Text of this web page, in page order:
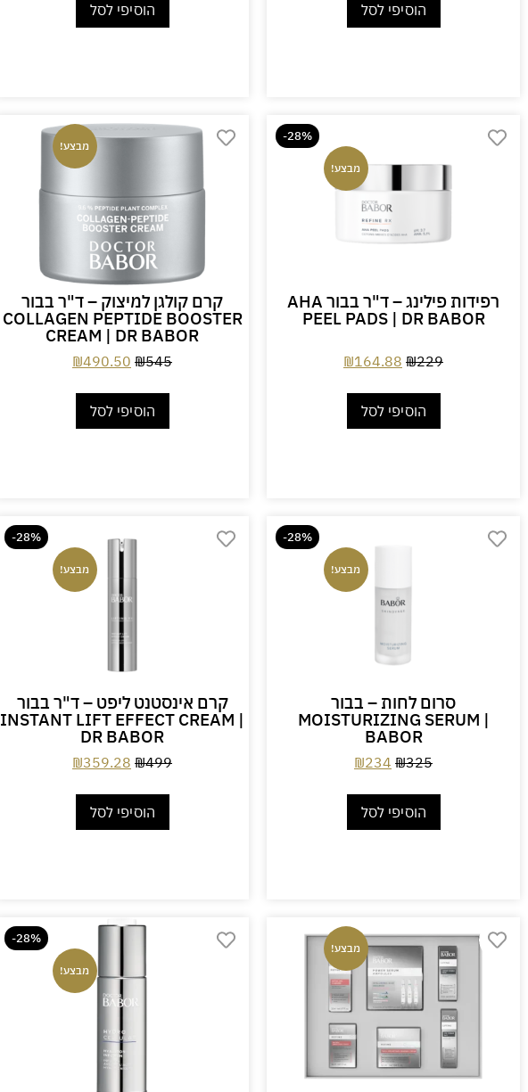
הוסיפי לסל הוסיפי לסל
-28%
מבצע!
רפידות פילינג – ד"ר בבור AHA
PEEL PADS | DR BABOR
₪229
₪164.88
הוסיפי לסל
מבצע!
קרם קולגן למיצוק – ד"ר בבור
COLLAGEN PEPTIDE BOOSTER
CREAM | DR BABOR
₪545
₪490.50
הוסיפי לסל
-28%
מבצע!
סרום לחות – בבור
MOISTURIZING SERUM |
BABOR
₪325
₪234
הוסיפי לסל
-28%
מבצע!
קרם אינסטנט ליפט – ד"ר בבור
INSTANT LIFT EFFECT CREAM |
DR BABOR
₪499
₪359.28
הוסיפי לסל
מבצע!
-28%
מבצע!